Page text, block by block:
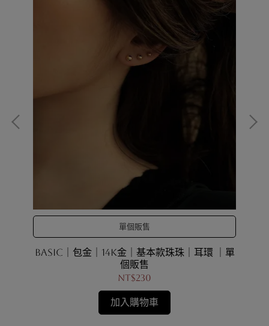
單個販售
BASIC｜包金｜14K金｜基本款珠珠｜耳環 ｜單
個販售
NT$230
加入購物車